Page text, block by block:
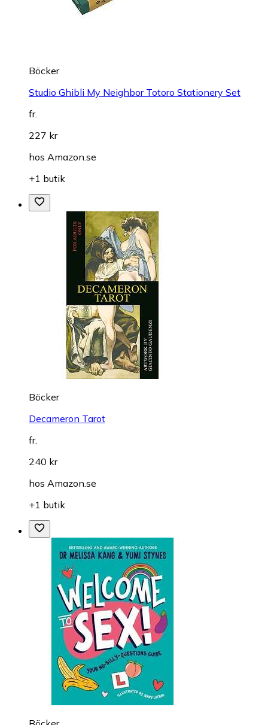
Böcker
Studio Ghibli My Neighbor Totoro Stationery Set
fr.
227 kr
hos Amazon.se
+1 butik
Böcker
Decameron Tarot
fr.
240 kr
hos Amazon.se
+1 butik